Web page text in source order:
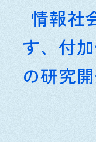
情報社
す、 付
の研究